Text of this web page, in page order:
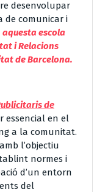
desenvolupar
de comunicar i
aquesta escola
i Relacions
de Barcelona.
de
essencial en el
a la comunitat.
l’objectiu
normes i
d’un entorn
del